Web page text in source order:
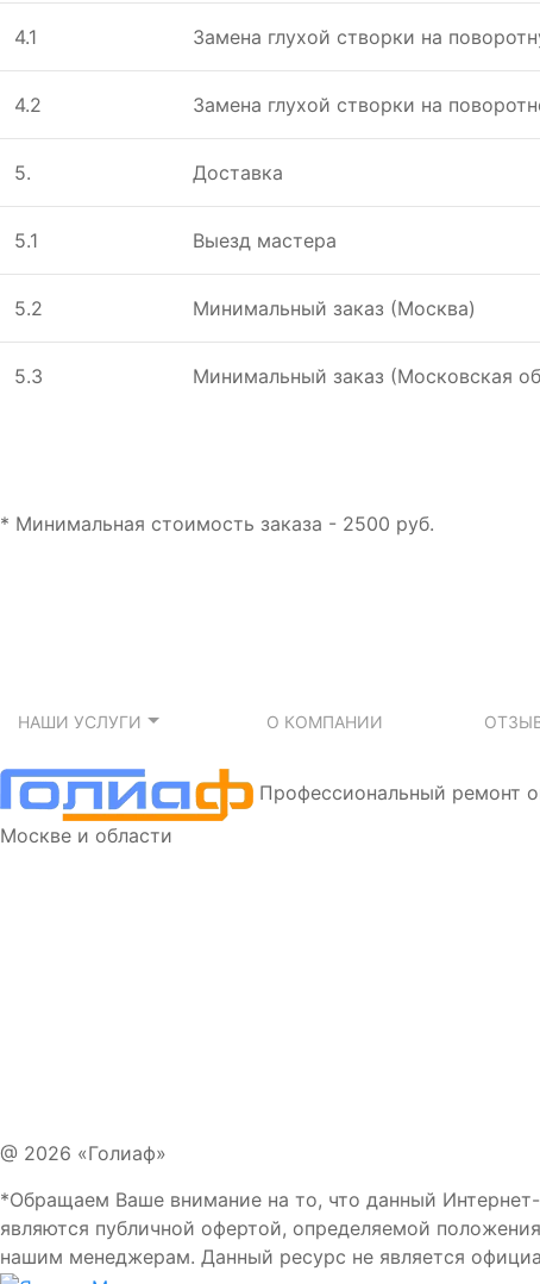
4.1 Замена глухой створки на
4.2 Замена глухой створки на
5. Доставка
5.1 Выeзд мастeра
5.2 Минимальный заказ (Москва)
5.3 Минимальный заказ (Московская
* Минимальная стоимость заказа - 2500 руб.
НАШИ УСЛУГИ О КОМПАНИИ
Профессиональный ремонт
Москве и области
@ 2026 «Голиаф»
*Обращаем Ваше внимание на то, что данный
являются публичной офертой, определяемой
нашим менеджерам. Данный ресурс не является